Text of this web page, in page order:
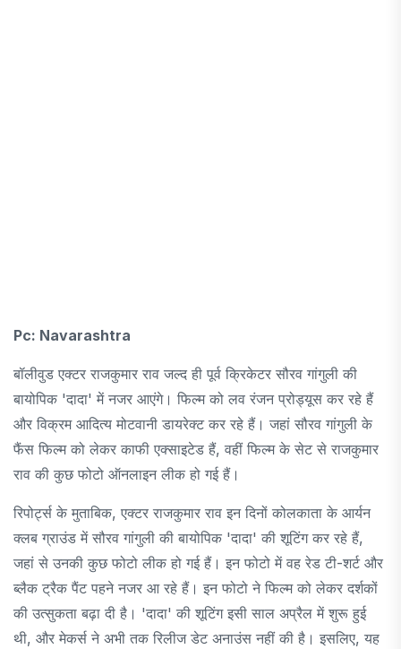
Pc: Navarashtra
बॉलीवुड एक्टर राजकुमार राव जल्द ही पूर्व क्रिकेटर सौरव गांगुली की
बायोपिक 'दादा' में नजर आएंगे। फिल्म को लव रंजन प्रोड्यूस कर रहे हैं
और विक्रम आदित्य मोटवानी डायरेक्ट कर रहे हैं। जहां सौरव गांगुली के
फैंस फिल्म को लेकर काफी एक्साइटेड हैं, वहीं फिल्म के सेट से राजकुमार
राव की कुछ फोटो ऑनलाइन लीक हो गई हैं।
रिपोर्ट्स के मुताबिक, एक्टर राजकुमार राव इन दिनों कोलकाता के आर्यन
क्लब ग्राउंड में सौरव गांगुली की बायोपिक 'दादा' की शूटिंग कर रहे हैं,
जहां से उनकी कुछ फोटो लीक हो गई हैं। इन फोटो में वह रेड टी-शर्ट और
ब्लैक ट्रैक पैंट पहने नजर आ रहे हैं। इन फोटो ने फिल्म को लेकर दर्शकों
की उत्सुकता बढ़ा दी है। 'दादा' की शूटिंग इसी साल अप्रैल में शुरू हुई
थी, और मेकर्स ने अभी तक रिलीज डेट अनाउंस नहीं की है। इसलिए, यह